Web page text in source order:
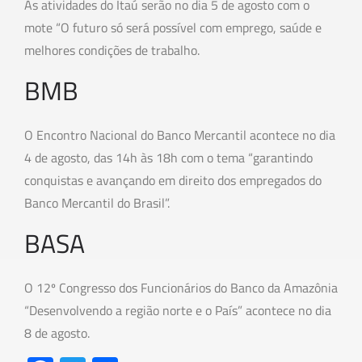
As atividades do Itaú serão no dia 5 de agosto com o
mote “O futuro só será possível com emprego, saúde e
melhores condições de trabalho.
BMB
O Encontro Nacional do Banco Mercantil acontece no dia
4 de agosto, das 14h às 18h com o tema “garantindo
conquistas e avançando em direito dos empregados do
Banco Mercantil do Brasil”.
BASA
O 12º Congresso dos Funcionários do Banco da Amazônia
“Desenvolvendo a região norte e o País” acontece no dia
8 de agosto.